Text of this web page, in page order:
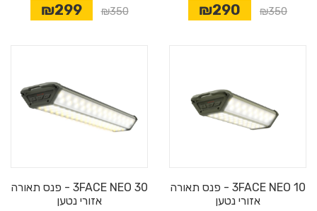
₪350
₪290
₪350
₪299
3FACE NEO 10 - פנס תאורה
אזורי נטען
3FACE NEO 30 - פנס תאורה
אזורי נטען